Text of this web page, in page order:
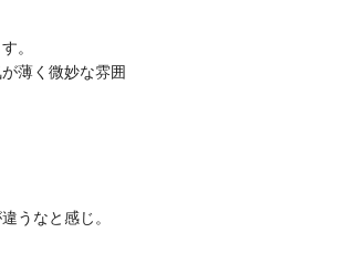
。
薄く微妙な雰囲
うなと感じ。